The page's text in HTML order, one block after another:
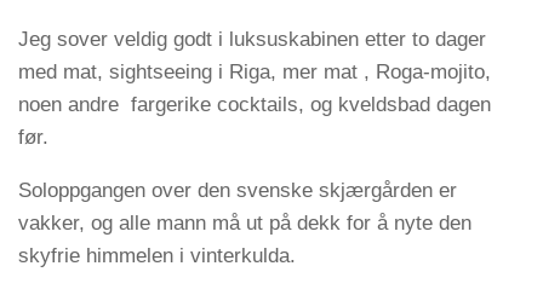
Jeg sover veldig godt i luksuskabinen etter to dager
med mat, sightseeing i Riga, mer mat , Roga-mojito,
noen andre fargerike cocktails, og kveldsbad dagen
før.
Soloppgangen over den svenske skjærgården er
vakker, og alle mann må ut på dekk for å nyte den
skyfrie himmelen i vinterkulda.